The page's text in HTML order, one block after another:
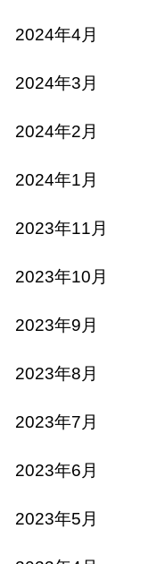
2024年4月
2024年3月
2024年2月
2024年1月
2023年11月
2023年10月
2023年9月
2023年8月
2023年7月
2023年6月
2023年5月